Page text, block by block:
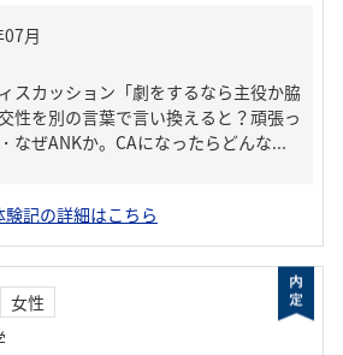
スカッション「劇をするなら主役か脇
を別の言葉で言い換えると？頑張っ
なぜANKか。CAになったらどんな...
験記の詳細はこちら
女性